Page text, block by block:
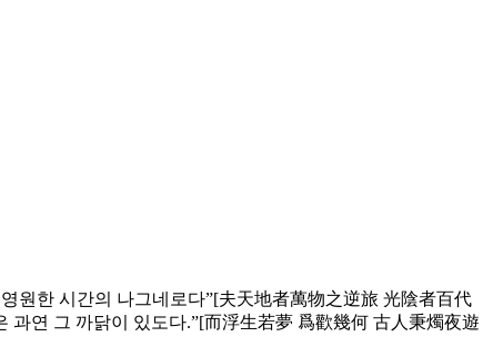
원한 시간의 나그네로다”[夫天地者萬物之逆旅 光陰者百代
연 그 까닭이 있도다.”[而浮生若夢 爲歡幾何 古人秉燭夜遊